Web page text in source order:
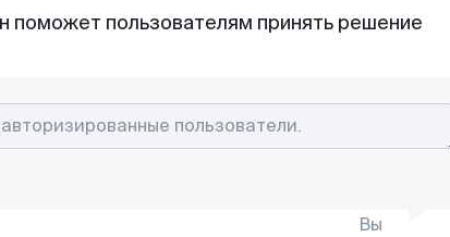
поможет пользователям принять решение
Вы